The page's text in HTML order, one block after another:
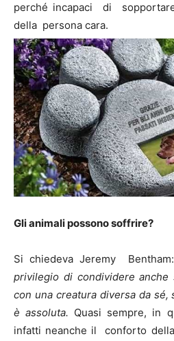
perché incapaci di
della persona cara.
Gli animali possono soffrire?
Si chiedeva Jeremy Bentham:
privilegio di condividere
con una creatura diversa da
è assoluta. Quasi sempre, in
infatti neanche il conforto